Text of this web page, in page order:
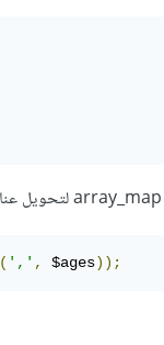
( ',' , $ages));